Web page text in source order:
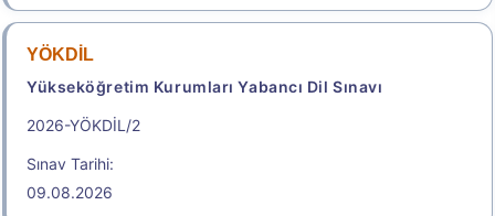
YÖKDİL
Yükseköğretim Kurumları Yabancı Dil Sınavı
2026-YÖKDİL/2
Sınav Tarihi:
09.08.2026